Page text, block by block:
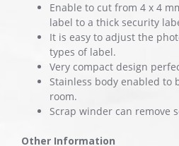
Enable to cut from 4 x 4
label to a thick security
It is easy to adjust the
types of label.
Very compact design
Stainless body enabled to
room.
Scrap winder can remove
Other Information